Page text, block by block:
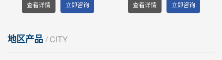
查看详情 立即咨询 查看详情 立即咨询
地区产品 / CITY